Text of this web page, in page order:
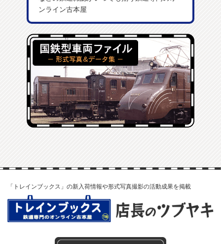
ンライン古本屋
「トレインブックス」の新入荷情報や形式写真撮影の活動成果を掲載